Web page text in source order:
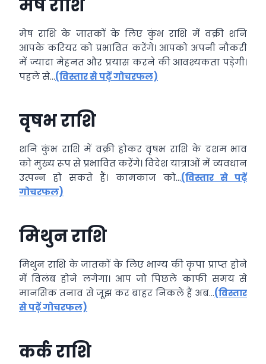
मेष राशि
मेष राशि के जातकों के लिए कुंभ राशि में वक्री शनि
आपके करियर को प्रभावित करेंगे। आपको अपनी नौकरी
में ज्यादा मेहनत और प्रयास करने की आवश्यकता पड़ेगी।
पहले से…(विस्तार से पढ़ें गोचरफल)
वृषभ राशि
शनि कुंभ राशि में वक्री होकर वृषभ राशि के दशम भाव
को मुख्य रूप से प्रभावित करेंगे। विदेश यात्राओं में व्यवधान
उत्पन्न हो सकते हैं। कामकाज को…(विस्तार से पढ़ें
गोचरफल)
मिथुन राशि
मिथुन राशि के जातकों के लिए भाग्य की कृपा प्राप्त होने
में विलंब होने लगेगा। आप जो पिछले काफी समय से
मानसिक तनाव से जूझ कर बाहर निकले हैं अब…(विस्तार
से पढ़ें गोचरफल)
कर्क राशि